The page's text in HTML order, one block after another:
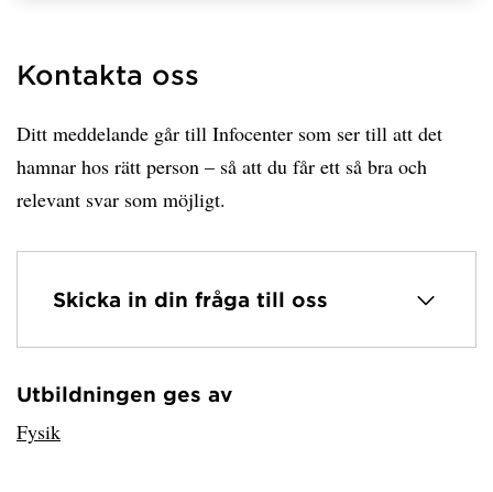
Kontakta oss
Ditt meddelande går till Infocenter som ser till att det
hamnar hos rätt person – så att du får ett så bra och
relevant svar som möjligt.
Skicka in din fråga till oss
Har hämtat avsändare.
Utbildningen ges av
Fysik